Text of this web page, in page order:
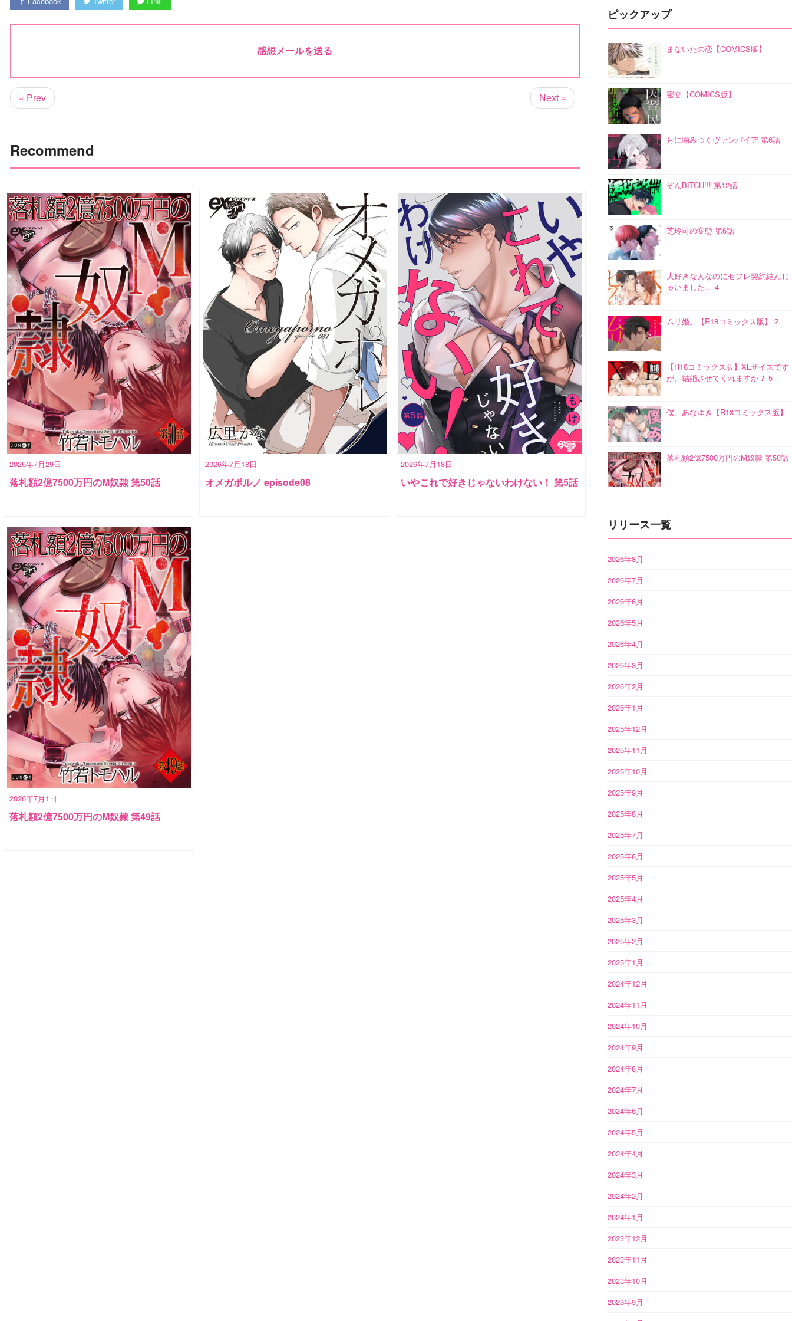
感想メールを送る
« Prev Next »
Recommend
2026年7月29日
落札額2億7500万円のM奴隷 第50話
2026年7月18日
オメガポルノ episode08
2026年7月18日
いやこれで好きじゃないわけない！ 第5話
2026年7月1日
落札額2億7500万円のM奴隷 第49話
ピックアップ
まないたの恋【COMICS版】
密交【COMICS版】
月に噛みつくヴァンパイア 第6話
ぞんBITCH!!! 第12話
芝玲司の変態 第6話
大好きな人なのにセフレ契約結んじ
ゃいました… 4
ムリ婚。【R18コミックス版】 2
【R18コミックス版】XLサイズです
が、結婚させてくれますか？ 5
僕、あなゆき【R18コミックス版】
落札額2億7500万円のM奴隷 第50話
リリース一覧
2026年8月
2026年7月
2026年6月
2026年5月
2026年4月
2026年3月
2026年2月
2026年1月
2025年12月
2025年11月
2025年10月
2025年9月
2025年8月
2025年7月
2025年6月
2025年5月
2025年4月
2025年3月
2025年2月
2025年1月
2024年12月
2024年11月
2024年10月
2024年9月
2024年8月
2024年7月
2024年6月
2024年5月
2024年4月
2024年3月
2024年2月
2024年1月
2023年12月
2023年11月
2023年10月
2023年9月